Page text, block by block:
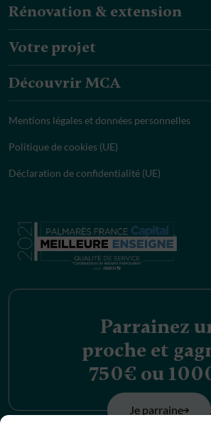
Rénovation & extension
Votre projet
Découvrir MCA
Mentions légales et données personnelles
Politique de cookies (UE)
Déclaration de confidentialité (UE)
Parrainez
proche et
750€ ou
Je parraine